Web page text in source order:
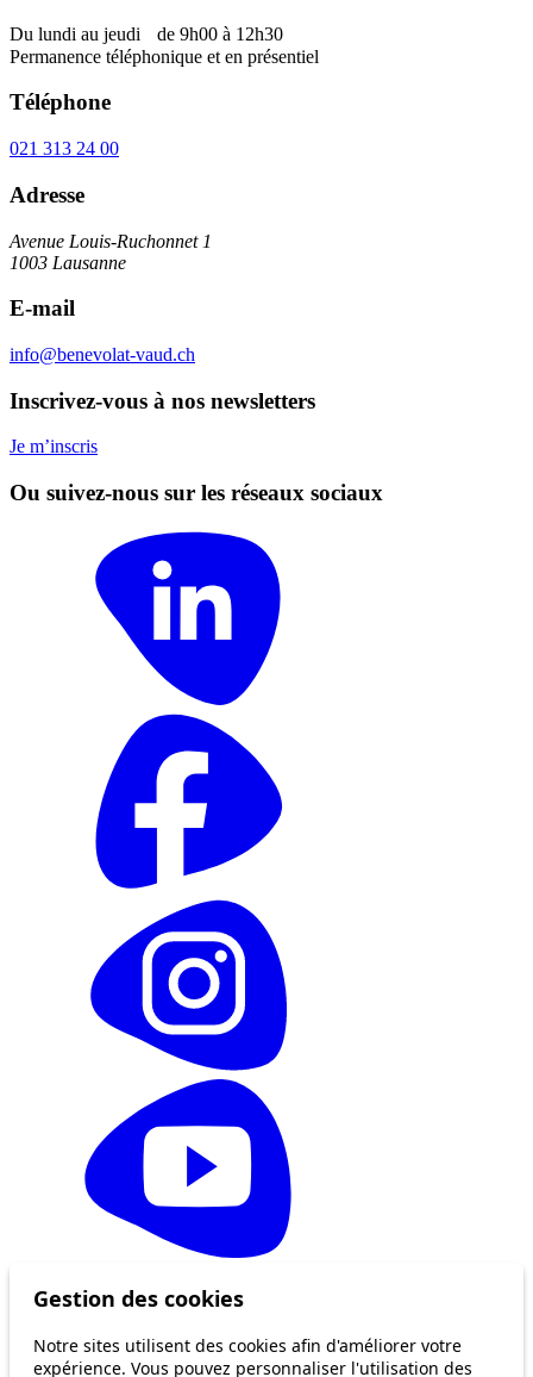
Du lundi au jeudi de 9h00 à 12h30
Permanence téléphonique et en présentiel
Téléphone
021 313 24 00
Adresse
Avenue Louis-Ruchonnet 1
1003 Lausanne
E-mail
info@benevolat-vaud.ch
Inscrivez-vous à nos newsletters
Je m’inscris
Ou suivez-nous sur les réseaux sociaux
© 2026 Bénévolat Vaud
Politique de confidentialité
Gestion des cookies
Notre sites utilisent des cookies afin d'améliorer votre
expérience. Vous pouvez personnaliser l'utilisation des